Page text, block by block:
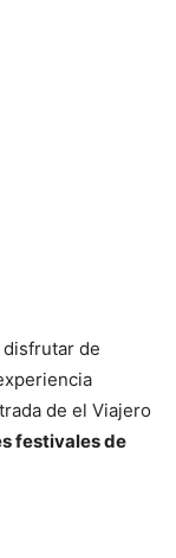
de
de el Viajero
festivales de